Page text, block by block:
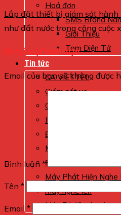
Hoá đơn
SMS Brand
Giới Thiệu
Tem Điện Tử
Tin tức
CA VIETTEL
Giám sát xe
Chống trộm
Hóa Đơn
Định vị ô tô
Máy Ghi Âm
Định vị xe máy
Máy Phát Hiện Nghe
máy nghe lén
Máy Dò Kim Loại
Lắp đặt thiết bị giám sát hành
như đất nước trong công cuộc
Để lại một bình luận
Email của bạn sẽ không được
Bình luận *
Tên *
Email*